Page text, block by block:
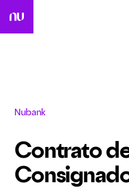
Nubank
Contrato